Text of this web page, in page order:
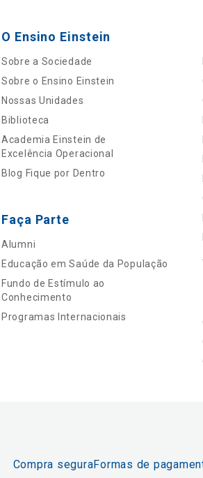
O Ensino Einstein
Sobre a Sociedade
Sobre o Ensino Einstein
Nossas Unidades
Biblioteca
Academia Einstein de
Excelência Operacional
Blog Fique por Dentro
Faça Parte
Alumni
Educação em Saúde da População
Fundo de Estímulo ao
Conhecimento
Programas Internacionais
Compra seguraFormas de